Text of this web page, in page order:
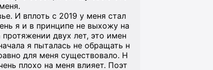
И вплоть с 2019 у меня стал
я и в принципе не выхожу на
двух лет, это имен
я пыталась не обращать н
для меня существовало. Н
плохо на меня влияет. Поэт